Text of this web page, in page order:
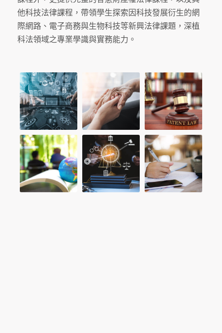
他科技法律課程，帶領學生探索因科技發展衍生的網
際網路、電子商務與生物科技等新興法律課題，深植
科法領域之專業學識與實務能力。